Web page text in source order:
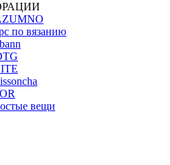
по вязанию
вещи